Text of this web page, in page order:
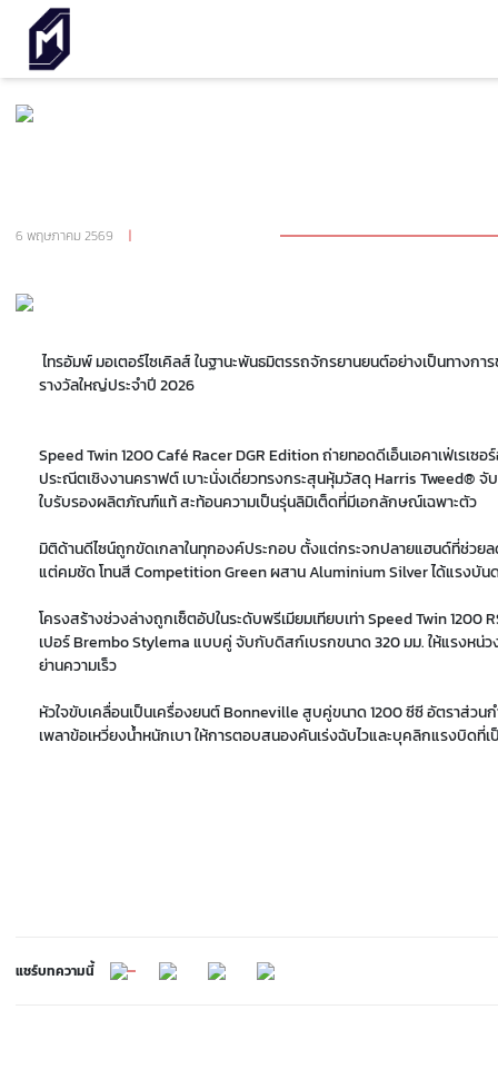
6 พฤษภาคม 2569 |
ไทรอัมพ์ มอเตอร์ไซเคิลส์ในฐานะพันธมิตรรถจักรยานยนต์อย่างเป็นทางกา
รางวัลใหญ่ประจำปี2026
Speed Twin 1200 Café Racer DGR Edition ถ่ายทอดดีเอ็นเอคาเฟ่เร
ประณีตเชิงงานคราฟต์ เบาะนั่งเดี่ยวทรงกระสุนหุ้มวัสดุ Harris Tweed®
ใบรับรองผลิตภัณฑ์แท้ สะท้อนความเป็นรุ่นลิมิเต็ดที่มีเอกลักษณ์เฉพาะตัว
มิติด้านดีไซน์ถูกขัดเกลาในทุกองค์ประกอบ ตั้งแต่กระจกปลายแฮนด์ที่ช่วย
แต่คมชัด โทนสี Competition Green ผสาน Aluminium Silver ได้แรง
โครงสร้างช่วงล่างถูกเซ็ตอัปในระดับพรีเมียมเทียบเท่า Speed Twin
เปอร์ Brembo Stylema แบบคู่ จับกับดิสก์เบรกขนาด 320 มม. ให้แรงหน่
ย่านความเร็ว
หัวใจขับเคลื่อนเป็นเครื่องยนต์ Bonneville สูบคู่ขนาด 1200 ซีซี อัตราส่ว
เพลาข้อเหวี่ยงน้ำหนักเบา ให้การตอบสนองคันเร่งฉับไวและบุคลิกแรงบิด
แชร์บทความนี้